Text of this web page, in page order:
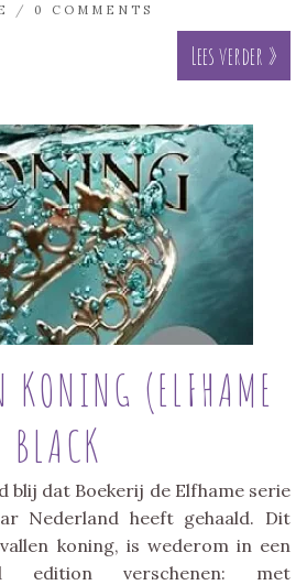
/ 0 COMMENTS
Lees verder »
KONING (ELFHAME
blij dat Boekerij de Elfhame serie
Nederland heeft gehaald. Dit
koning, is wederom in een
edition verschenen: met